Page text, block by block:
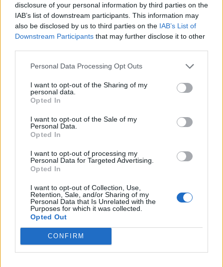
disclosure of your personal information by third parties on the
IAB’s list of downstream participants. This information may
also be disclosed by us to third parties on the IAB’s List of
Downstream Participants that may further disclose it to other
Personal Data Processing Opt Outs
I want to opt-out of the Sharing of my
personal data.
Opted In
I want to opt-out of the Sale of my
Personal Data.
Opted In
I want to opt-out of processing my
Personal Data for Targeted Advertising.
Opted In
I want to opt-out of Collection, Use,
Retention, Sale, and/or Sharing of my
Personal Data that Is Unrelated with the
Purposes for which it was collected.
Opted Out
CONFIRM
Άδωνις: Απαγορεύεται η είσοδος
ατόμων κάτω των 18, σε χώρους
με αλκοόλ – Περιμένουμε τις
τοξικολογικές για την 16χρονη
Τελευταία Νέα
λέτε σε έναν επισκέπτη
27 Φεβρουαρίου 2026
Πάνω από 100 μωρά έχουν
γεννηθεί μέσω εξωσωματικής, με
την υποστήριξη της Be-Live
27 Φεβρουαρίου 2026